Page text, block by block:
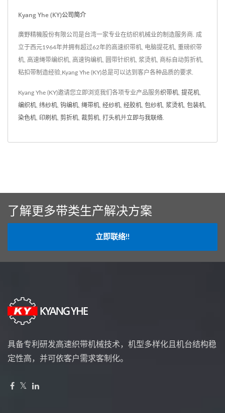
Kyang Yhe (KY)公司简介
廣野精機股份有限公司是台湾一家专业在纺织机械业的制造服务商. 成
立于西元1964年并拥有超过62年的高速织带机, 电脑提花机, 重磅织带
机, 高速绳带编织机, 高速钩编机, 圆带针织机, 浆烫机, 商标自动剪折机,
粘扣带制造经验,Kyang Yhe (KY)总是可以达到客户各种品质的要求.
Kyang Yhe (KY)邀请您立即浏览我们各项专业产品服务织带机 提花机
编织机 纬纱机 钩编机 绳带机 经纱机 经胶机 包纱机 浆烫机 包装机
染色机 印刷机 剪折机 裁剪机 打头机并立即与我联络
了解更多带类生产解决方案
立即联络!!
具备专利研发高速织带机械技术，机型多样化且机台结构稳
定性高，并可依客户需求客制化。